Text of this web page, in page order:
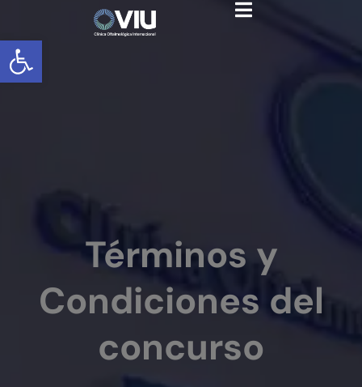
Abrir barra de herramientas
Términos y
Condiciones del
Términos y
Condiciones del
concurso